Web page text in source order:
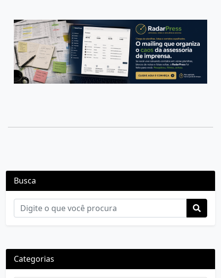
Busca
Categorias